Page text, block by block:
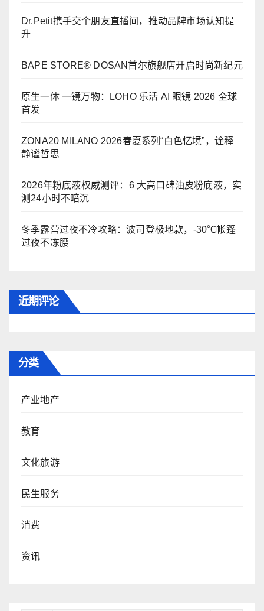
Dr.Petit携手交个朋友直播间，推动品牌市场认知提
升
BAPE STORE® DOSAN首尔旗舰店开启时尚新纪元
原生一体 一镜万物：LOHO 乐活 AI 眼镜 2026 全球
首发
ZONA20 MILANO 2026春夏系列“白色忆境”，诠释
静谧哲思
2026年粉底液权威测评：6 大高口碑油皮粉底液，实
测24小时不暗沉
冬季露营过夜不冷攻略：波司登极地款，-30℃帐篷
过夜不冻腰
近期评论
分类
产业地产
教育
文化旅游
民生服务
消费
资讯